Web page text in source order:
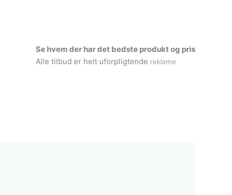
Se hvem der har det bedste produkt og pris
Alle tilbud er helt uforpligtende reklame